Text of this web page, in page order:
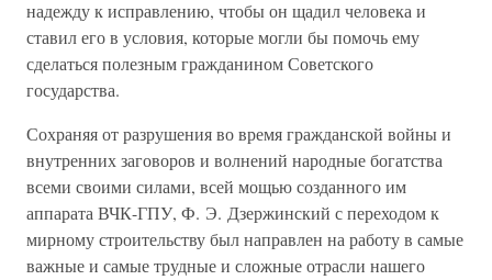
надежду к исправлению, чтобы он щадил человека и
ставил его в условия, которые могли бы помочь ему
сделаться полезным гражданином Советского
государства.
Сохраняя от разрушения во время гражданской войны и
внутренних заговоров и волнений народные богатства
всеми своими силами, всей мощью созданного им
аппарата ВЧК-ГПУ, Ф. Э. Дзержинский с переходом к
мирному строительству был направлен на работу в самые
важные и самые трудные и сложные отрасли нашего